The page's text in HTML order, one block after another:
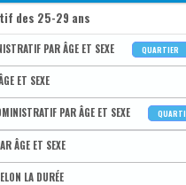
des 25-29 ans
PAR ÂGE ET SEXE QUARTIER
- Province - Bassin EFE - Zone de
administratif des 15-64 ans
administratif des hommes
administratif des femmes
ET SEXE
- Province - Bassin EFE - Zone de
15-64 ans
hommes de 15-64 ans
PAR ÂGE ET SEXE
- Province - Bassin EFE - Zone de
administratif des 15-64 ans
ÂGE ET SEXE
- Province - Bassin EFE - Zone de
LA DURÉE